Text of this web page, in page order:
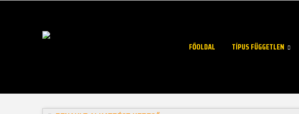
FŐOLDAL TÍPUS FÜGGETLEN